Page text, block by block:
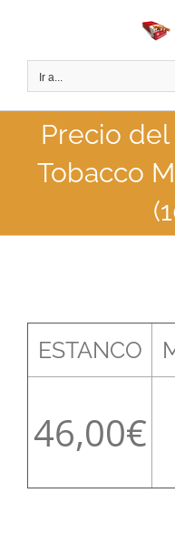
contenido
Ir a...
Precio del
Tobacco
ESTANCO
46,00